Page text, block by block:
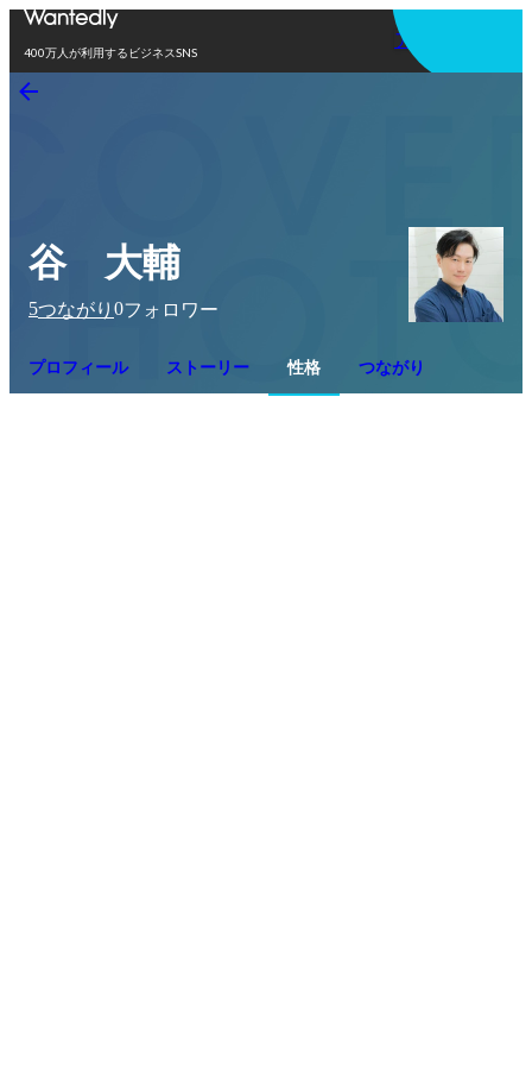
400万人が利用するビジネスSNS
アプリを使う
谷 大輔
5つながり 0フォロワー
プロフィール ストーリー 性格 つながり